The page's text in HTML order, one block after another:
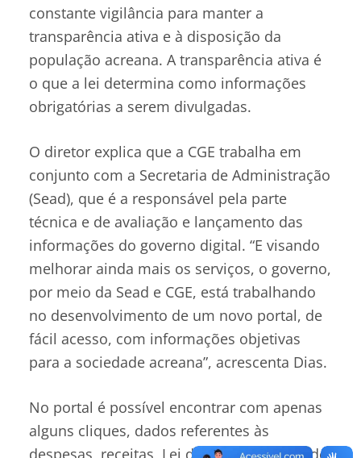
constante vigilância para manter a
transparência ativa e à disposição da
população acreana. A transparência ativa é
o que a lei determina como informações
obrigatórias a serem divulgadas.
O diretor explica que a CGE trabalha em
conjunto com a Secretaria de Administração
(Sead), que é a responsável pela parte
técnica e de avaliação e lançamento das
informações do governo digital. “E visando
melhorar ainda mais os serviços, o governo,
por meio da Sead e CGE, está trabalhando
no desenvolvimento de um novo portal, de
fácil acesso, com informações objetivas
para a sociedade acreana”, acrescenta Dias.
No portal é possível encontrar com apenas
alguns cliques, dados referentes às
despesas, receitas, Lei de Responsabilidade